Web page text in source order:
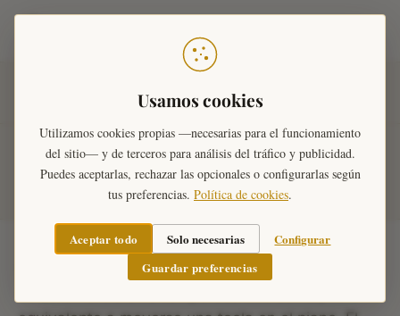
Usamos cookies
Utilizamos cookies propias —necesarias para el funcionamiento
del sitio— y de terceros para análisis del tráfico y publicidad.
Puedes aceptarlas, rechazar las opcionales o configurarlas según
tus preferencias. Política de cookies.
Aceptar todo Solo necesarias
Configurar
Guardar preferencias
Tono y Semitono
es la distancia mínima entre dos